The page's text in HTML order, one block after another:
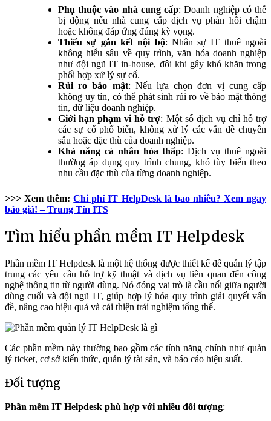
Phụ thuộc vào nhà cung cấp: Doanh nghiệp có thể
bị động nếu nhà cung cấp dịch vụ phản hồi chậm
hoặc không đáp ứng đúng kỳ vọng.
Thiếu sự gắn kết nội bộ: Nhân sự IT thuê ngoài
không hiểu sâu về quy trình, văn hóa doanh nghiệp
như đội ngũ IT in-house, đôi khi gây khó khăn trong
phối hợp xử lý sự cố.
Rủi ro bảo mật: Nếu lựa chọn đơn vị cung cấp
không uy tín, có thể phát sinh rủi ro về bảo mật thông
tin, dữ liệu doanh nghiệp.
Giới hạn phạm vi hỗ trợ: Một số dịch vụ chỉ hỗ trợ
các sự cố phổ biến, không xử lý các vấn đề chuyên
sâu hoặc đặc thù của doanh nghiệp.
Khả năng cá nhân hóa thấp: Dịch vụ thuê ngoài
thường áp dụng quy trình chung, khó tùy biến theo
nhu cầu đặc thù của từng doanh nghiệp.
>>> Xem thêm:Chi phí IT HelpDesk là bao nhiêu? Xem ngay
báo giá! – Trung Tín ITS
Tìm hiểu phần mềm IT Helpdesk
Phần mềm IT Helpdesk là một hệ thống được thiết kế để quản lý tập
trung các yêu cầu hỗ trợ kỹ thuật và dịch vụ liên quan đến công
nghệ thông tin từ người dùng. Nó đóng vai trò là cầu nối giữa người
dùng cuối và đội ngũ IT, giúp hợp lý hóa quy trình giải quyết vấn
đề, nâng cao hiệu quả và cải thiện trải nghiệm tổng thể.
Các phần mềm này thường bao gồm các tính năng chính như quản
lý ticket, cơ sở kiến thức, quản lý tài sản, và báo cáo hiệu suất.
Đối tượng
Phần mềm IT Helpdesk phù hợp với nhiều đối tượng: